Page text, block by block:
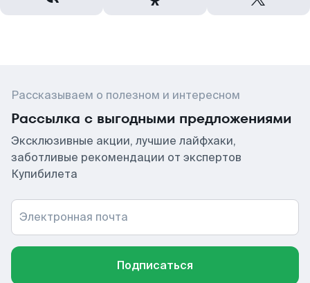
Рассказываем о полезном и интересном
Рассылка с выгодными предложениями
Эксклюзивные акции, лучшие лайфхаки,
заботливые рекомендации от экспертов
Купибилета
Электронная почта
Подписаться